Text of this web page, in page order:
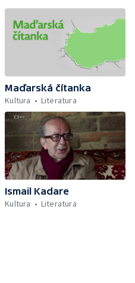
Maďarská čítanka
Kultura
Literatura
Ismail Kadare
Kultura
Literatura